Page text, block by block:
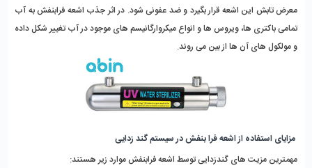
معرض تابش این اشعه قرار بگیرد و ضد عفونی شود. در اثر جذب اشعه فرابنفش به آب
تمامی باکتری ها، ویروس ها و انواع میکروارگانیسم های موجود در آب تغییر شکل داده
و مولکول های آن ها از بین می روند.
مزایای استفاده از اشعه فرا بنفش در سیستم گند زدایی
مهمترین مزیت های گندزدایی توسط اشعه فرابنفش موارد زیر هستند: